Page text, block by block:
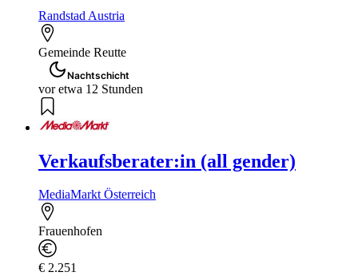
Randstad Austria
Gemeinde Reutte
Nachtschicht
vor etwa 12 Stunden
Verkaufsberater:in (all gender)
MediaMarkt Österreich
Frauenhofen
€ 2.251